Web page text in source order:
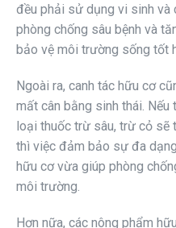
đều phải sử dụng vi sinh và
phòng chống sâu bệnh và
bảo vệ môi trường sống tốt
Ngoài ra, canh tác hữu cơ
mất cân bằng sinh thái.
loại thuốc trừ sâu, trừ cỏ sẽ
thì việc đảm bảo sự đa
hữu cơ vừa giúp phòng
môi trường.
Hơn nữa, các nông phẩm